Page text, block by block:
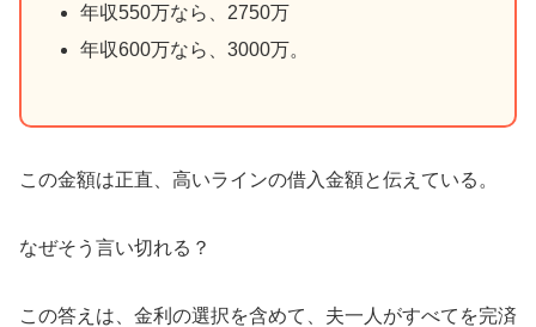
年収550万なら、2750万
年収600万なら、3000万。
この金額は正直、高いラインの借入金額と伝えている。
なぜそう言い切れる？
この答えは、金利の選択を含めて、夫一人がすべてを完済